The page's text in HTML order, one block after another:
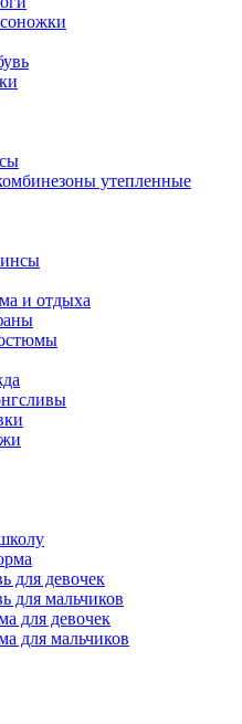
утепленные
и отдыха
для девочек
для мальчиков
для девочек
для мальчиков